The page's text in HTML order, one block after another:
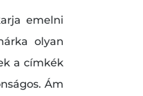
emelni
olyan
a címkék
Ám